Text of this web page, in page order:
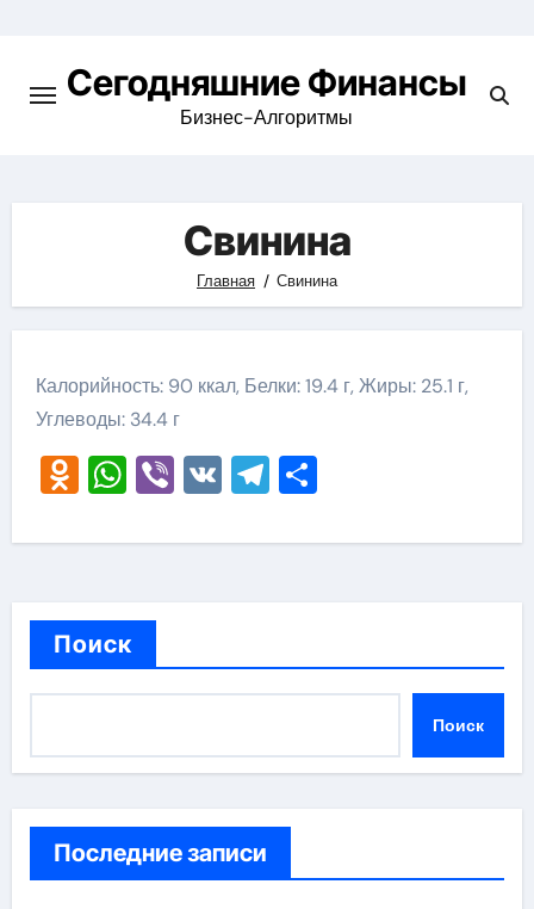
содержимомуСегодняшние Финансы
Бизнес-Алгоритмы
Свинина
Главная Свинина
Калорийность: 90 ккал, Белки: 19.4 г, Жиры: 25.1 г,
Углеводы: 34.4 г
Odnoklassniki
WhatsApp
Viber
VKTelegram
Отправить
Поиск
Поиск
Последние записи